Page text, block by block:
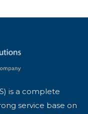
is a complete
service base on